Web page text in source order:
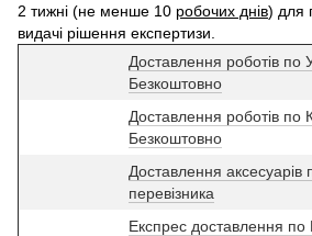
2 тижні (не менше 10 робочих днів) для
видачі рішення експертизи.
Доставлення роботів по
Безкоштовно
Доставлення роботів по
Безкоштовно
Доставлення
перевізника
Експрес доставлення по